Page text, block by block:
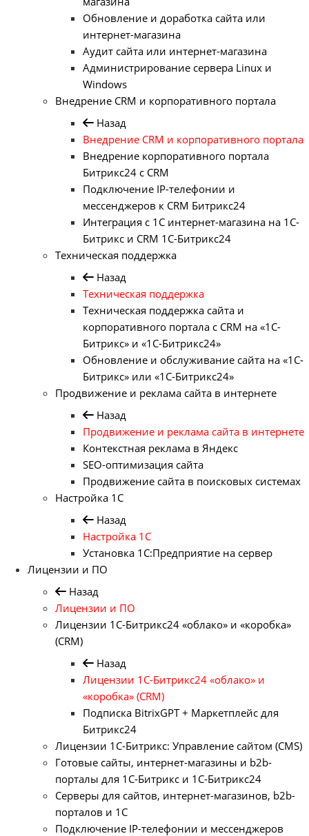
Обновление и доработка сайта или
интернет-магазина
Аудит сайта или интернет-магазина
Администрирование сервера Linux и
Windows
Внедрение CRM и корпоративного портала
Назад
Внедрение CRM и корпоративного портала
Внедрение корпоративного портала
Битрикс24 с CRM
Подключение IP-телефонии и
мессенджеров к CRM Битрикс24
Интеграция с 1С интернет-магазина на 1С-
Битрикс и CRM 1С-Битрикс24
Техническая поддержка
Назад
Техническая поддержка
Техническая поддержка сайта и
корпоративного портала с CRM на «1С-
Битрикс» и «1С-Битрикс24»
Обновление и обслуживание сайта на «1С-
Битрикс» или «1С-Битрикс24»
Продвижение и реклама сайта в интернете
Назад
Продвижение и реклама сайта в интернете
Контекстная реклама в Яндекс
SEO-оптимизация сайта
Продвижение сайта в поисковых системах
Настройка 1С
Назад
Настройка 1С
Установка 1С:Предприятие на сервер
Лицензии и ПО
Назад
Лицензии и ПО
Лицензии 1С-Битрикс24 «облако» и «коробка»
(CRM)
Назад
Лицензии 1С-Битрикс24 «облако» и
«коробка» (CRM)
Подписка BitrixGPT + Маркетплейс для
Битрикс24
Лицензии 1С-Битрикс: Управление сайтом (CMS)
Готовые сайты, интернет-магазины и b2b-
порталы для 1С-Битрикс и 1С-Битрикс24
Серверы для сайтов, интернет-магазинов, b2b-
порталов и 1С
Подключение IP-телефонии и мессенджеров